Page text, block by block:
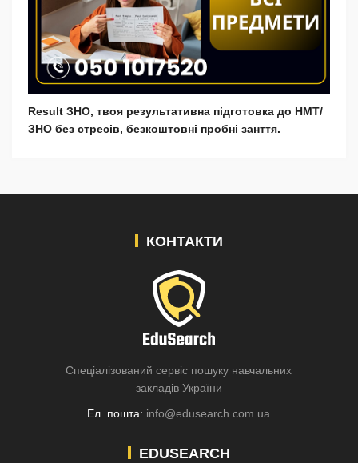
Result ЗНО, твоя результативна підготовка до НМТ/
ЗНО без стресів, безкоштовні пробні занття.
КОНТАКТИ
Спеціалізований сервіс пошуку навчальних
закладів України
Ел. пошта: info@edusearch.com.ua
EDUSEARCH